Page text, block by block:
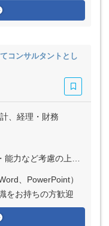
コンサルタントとし
、経理・財務
いたします ※残業代は全額支給
、PowerPoint）
をお持ちの方歓迎